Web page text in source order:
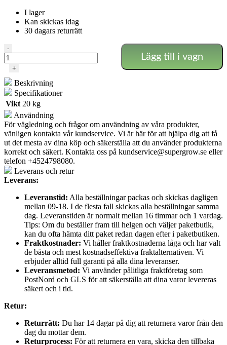
I lager
Kan skickas idag
30 dagars returrätt
Pro
Air
Cooltube
-
Digitalt
Ballast
mängd
-
+
Lägg till i vagn
Beskrivning
Specifikationer
Vikt 20 kg
Användning
För vägledning och frågor om användning av våra produkter,
vänligen kontakta vår kundservice. Vi är här för att hjälpa dig att få
ut det mesta av dina köp och säkerställa att du använder produkterna
korrekt och säkert. Kontakta oss på kundservice@supergrow.se eller
telefon +4524798080.
Leverans och retur
Leverans:
Leveranstid: Alla beställningar packas och skickas dagligen
mellan 09-18. I de flesta fall skickas alla beställningar samma
dag. Leveranstiden är normalt mellan 16 timmar och 1 vardag.
Tips: Om du beställer fram till helgen och väljer paketbutik,
kan du ofta hämta ditt paket redan dagen efter i paketbutiken.
Fraktkostnader: Vi håller fraktkostnaderna låga och har valt
de bästa och mest kostnadseffektiva fraktalternativen. Vi
erbjuder alltid full garanti på alla dina leveranser.
Leveransmetod: Vi använder pålitliga fraktföretag som
PostNord och GLS för att säkerställa att dina varor levereras
säkert och i tid.
Retur:
Returrätt: Du har 14 dagar på dig att returnera varor från den
dag du mottar dem.
Returprocess: För att returnera en vara, skicka den tillbaka